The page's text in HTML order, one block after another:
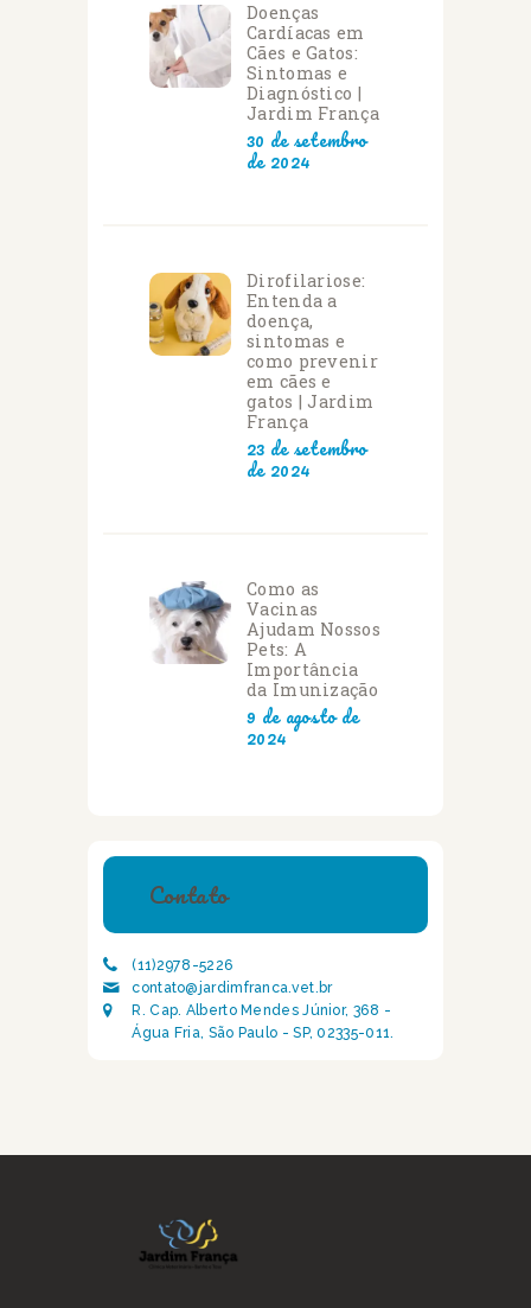
Doenças
Cardíacas em
Cães e Gatos:
Sintomas e
Diagnóstico |
Jardim França
30 de setembro
de 2024
Dirofilariose:
Entenda a
doença,
sintomas e
como prevenir
em cães e
gatos | Jardim
França
23 de setembro
de 2024
Como as
Vacinas
Ajudam Nossos
Pets: A
Importância
da Imunização
9 de agosto de
2024
Contato
(11)2978-5226
contato@jardimfranca.vet.br
R. Cap. Alberto Mendes Júnior, 368 -
Água Fria, São Paulo - SP, 02335-011.